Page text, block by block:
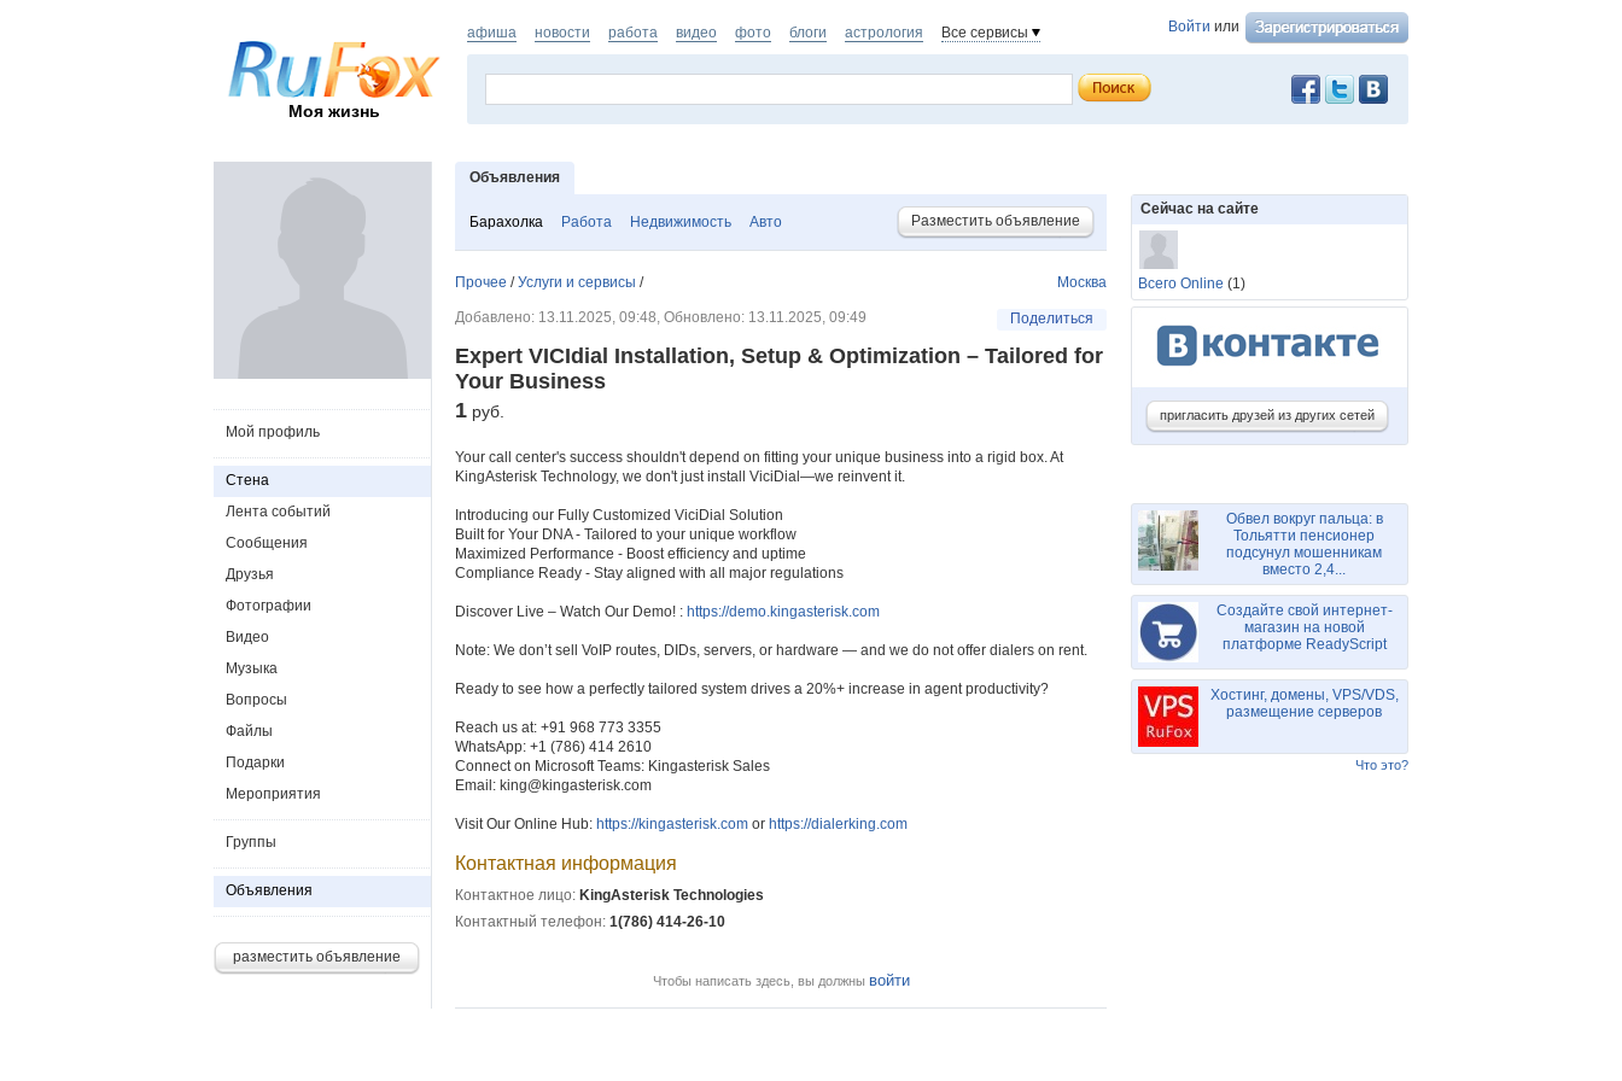
Моя жизнь
Войти или
афиша новости работа видео фото блоги астрология Все сервисы
Объявления
Барахолка Работа Недвижимость Авто Разместить объявление
Москва
Прочее /Услуги и сервисы /
Добавлено: 13.11.2025, 09:48, Обновлено: 13.11.2025, 09:49 Поделиться
Expert VICIdial Installation, Setup & Optimization – Tailored for
Your Business
1 руб.
Your call center's success shouldn't depend on fitting your unique business into a rigid box. At
KingAsterisk Technology, we don't just install ViciDial—we reinvent it.
Introducing our Fully Customized ViciDial Solution
Built for Your DNA - Tailored to your unique workflow
Maximized Performance - Boost efficiency and uptime
Compliance Ready - Stay aligned with all major regulations
Discover Live – Watch Our Demo! : https://demo.kingasterisk.com
Note: We don’t sell VoIP routes, DIDs, servers, or hardware — and we do not offer dialers on rent.
Ready to see how a perfectly tailored system drives a 20%+ increase in agent productivity?
Reach us at: +91 968 773 3355
WhatsApp: +1 (786) 414 2610
Connect on Microsoft Teams: Kingasterisk Sales
Email: king@kingasterisk.com
Visit Our Online Hub: https://kingasterisk.com or https://dialerking.com
Контактная информация
Контактное лицо: KingAsterisk Technologies
Контактный телефон: 1(786) 414-26-10
Чтобы написать здесь, вы должны войти
Мой профиль
Стена
Лента событий
Сообщения
Друзья
Фотографии
Видео
Музыка
Вопросы
Файлы
Подарки
Мероприятия
Группы
Объявления
разместить объявление
Сейчас на сайте
Всего Online (1)
пригласить друзей из других сетей
Обвел вокруг пальца: в
Тольятти пенсионер
подсунул мошенникам
вместо 2,4...
Создайте свой интернет-
магазин на новой
платформе ReadyScript
Хостинг, домены, VPS/VDS,
размещение серверов
Что это?